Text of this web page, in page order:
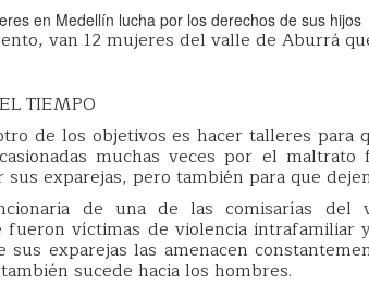
van 12 mujeres del valle de Aburrá
TIEMPO
de los objetivos es hacer talleres para
muchas veces por el
sus exparejas, pero también para que
de una de las comisarías del
fueron víctimas de violencia intrafamiliar
sus exparejas las amenacen
sucede hacia los hombres.